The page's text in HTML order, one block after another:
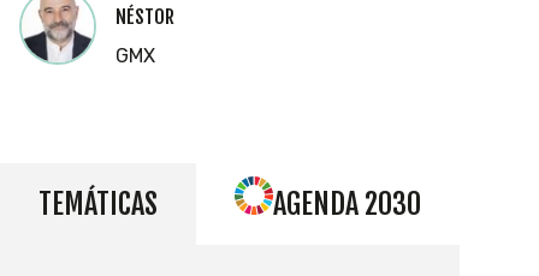
NÉSTOR
GMX
TEMÁTICAS AGENDA 2030